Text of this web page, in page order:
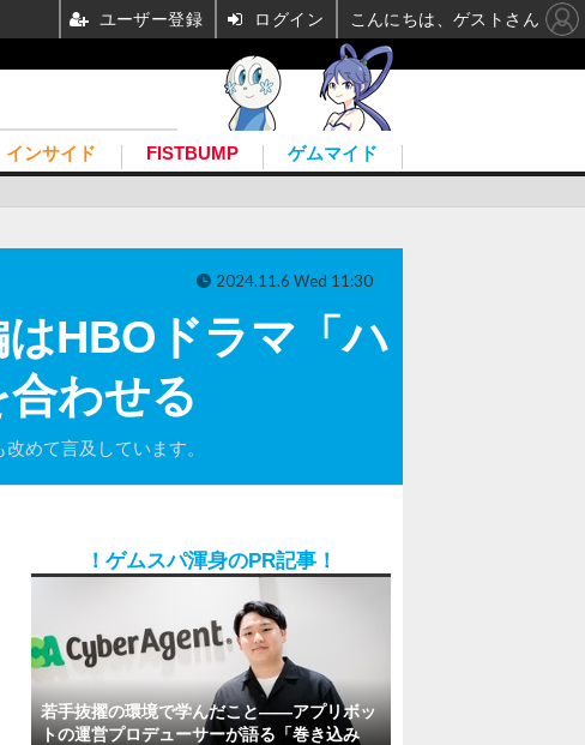
インサイド FISTBUMP ゲムマイド
HBOドラマ「ハ
わせる
めて言及しています。
2024.11.6 Wed 11:30
！ゲムスパ渾身のPR記事！
若手抜擢の環境で学んだこと――アプリボッ
トの運営プロデューサーが語る「巻き込み
ユーザー登録 ログイン こんにちは、ゲストさん